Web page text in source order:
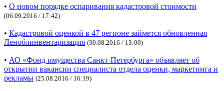
• О новом порядке оспаривания кадастровой стоимости
(06.09.2016 / 17:42)
• Кадастровой оценкой в 47 регионе займется обновленная
Леноблинвентаризация (30.08.2016 / 13:00)
• АО «Фонд имущества Санкт-Петербурга» объявляет об
открытии вакансии специалиста отдела оценки, маркетинга и
рекламы (25.08.2016 / 16:19)